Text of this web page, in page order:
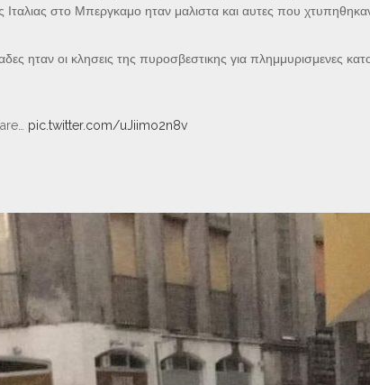
Ιταλιας στο Μπεργκαμο ηταν μαλιστα και αυτες που
ηταν οι κλησεις της πυροσβεστικης για πλημμυρισμενες
pic.twitter.com/uJiimo2n8v